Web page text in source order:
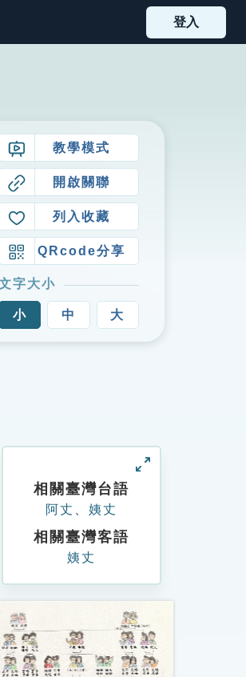
登入
教學模式
開啟關聯
列入收藏
QRcode分享
字大小
小 中 大
相關臺灣台語
阿丈 姨丈
相關臺灣客語
姨丈